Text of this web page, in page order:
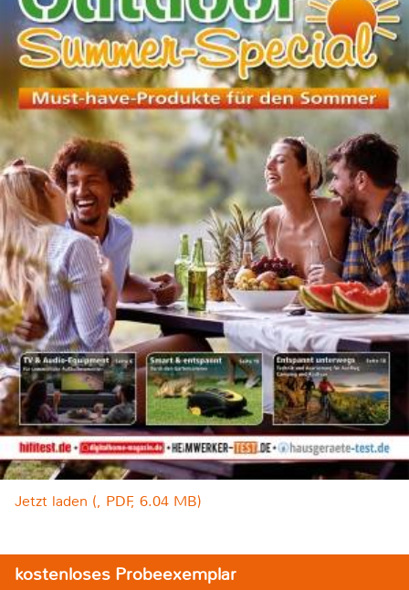
Jetzt laden (, PDF, 6.04 MB)
kostenloses Probeexemplar